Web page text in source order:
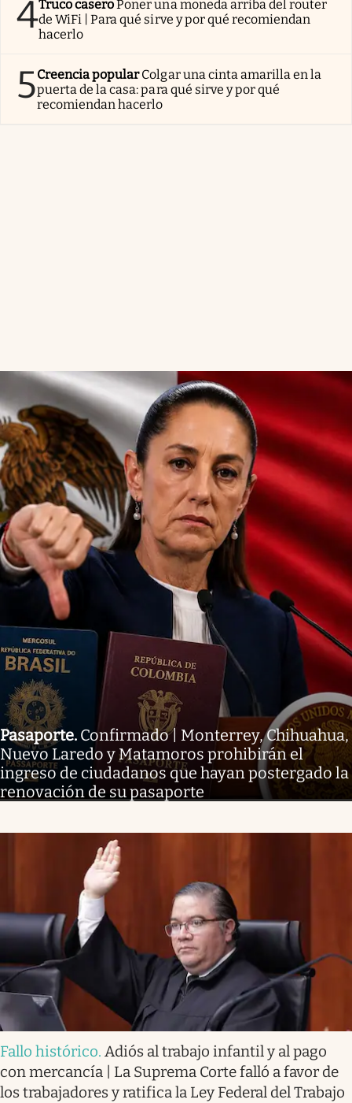
4Truco caseroPoner una moneda arriba del router
de WiFi | Para qué sirve y por qué recomiendan
hacerlo
5Creencia popularColgar una cinta amarilla en la
puerta de la casa: para qué sirve y por qué
recomiendan hacerlo
Pasaporte. Confirmado | Monterrey, Chihuahua,
Nuevo Laredo y Matamoros prohibirán el
ingreso de ciudadanos que hayan postergado la
renovación de su pasaporte
Fallo histórico. Adiós al trabajo infantil y al pago
con mercancía | La Suprema Corte falló a favor de
los trabajadores y ratifica la Ley Federal del Trabajo